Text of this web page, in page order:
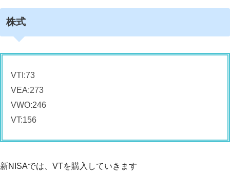
株式
VTI:73
VEA:273
VWO:246
VT:156
新NISAでは、VTを購入していきます